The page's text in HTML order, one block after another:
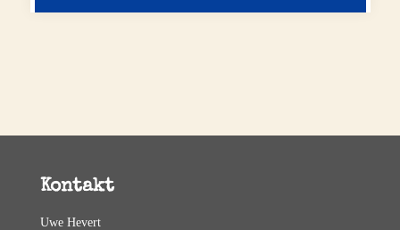
Kontakt
Uwe Hevert